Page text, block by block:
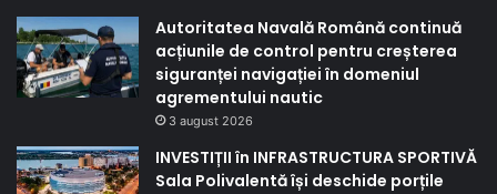
Autoritatea Navală Română continuă
acțiunile de control pentru creșterea
siguranței navigației în domeniul
agrementului nautic
3 august 2026
INVESTIȚII în INFRASTRUCTURA SPORTIVĂ
Sala Polivalentă își deschide porțile